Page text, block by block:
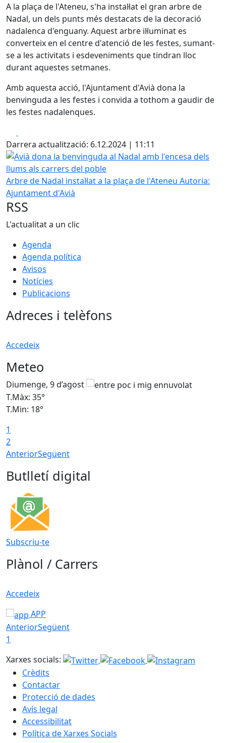
A la plaça de l'Ateneu, s'ha instal·lat el gran arbre de
Nadal, un dels punts més destacats de la decoració
nadalenca d'enguany. Aquest arbre il·luminat es
converteix en el centre d'atenció de les festes, sumant-
se a les activitats i esdeveniments que tindran lloc
durant aquestes setmanes.
Amb aquesta acció, l'Ajuntament d'Avià dona la
benvinguda a les festes i convida a tothom a gaudir de
les festes nadalenques.
Darrera actualització: 6.12.2024 | 11:11
Avià dona la benvinguda al Nadal amb l'encesa dels
Arbre de Nadal instal·lat a la plaça de l'Ateneu Autoria:
Ajuntament d'Avià
RSS
L'actualitat a un clic
Agenda
Agenda política
Avisos
Notícies
Publicacions
Adreces i telèfons
Accedeix
Meteo
Diumenge, 9 d’agost
T.Màx: 35°
T.Min: 18°
1
2
AnteriorSegüent
Butlletí digital
Subscriu-te
Plànol / Carrers
Accedeix
APP
AnteriorSegüent
1
Xarxes socials:
Crèdits
Contactar
Protecció de dades
Avís legal
Accessibilitat
Política de Xarxes Socials